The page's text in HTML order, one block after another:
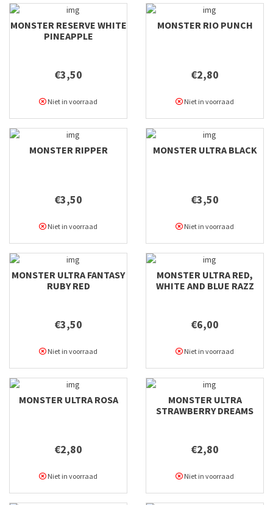
MONSTER RESERVE WHITE
PINEAPPLE
€3,50
Niet in voorraad
MONSTER RIO PUNCH
€2,80
Niet in voorraad
MONSTER RIPPER
€3,50
Niet in voorraad
MONSTER ULTRA BLACK
€3,50
Niet in voorraad
MONSTER ULTRA FANTASY
RUBY RED
€3,50
Niet in voorraad
MONSTER ULTRA RED,
WHITE AND BLUE RAZZ
€6,00
Niet in voorraad
MONSTER ULTRA ROSA
€2,80
Niet in voorraad
MONSTER ULTRA
STRAWBERRY DREAMS
€2,80
Niet in voorraad